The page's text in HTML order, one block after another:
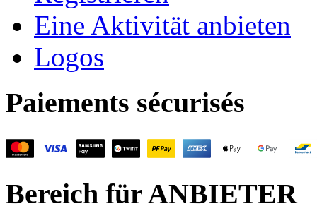
Eine Aktivität anbieten
Logos
Paiements sécurisés
Bereich für ANBIETER